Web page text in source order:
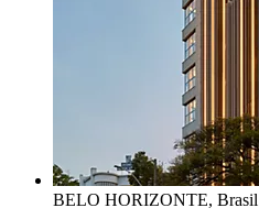
BELO HORIZONTE, Brasil